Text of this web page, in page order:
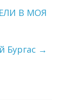
В МОЯ
Бургас →